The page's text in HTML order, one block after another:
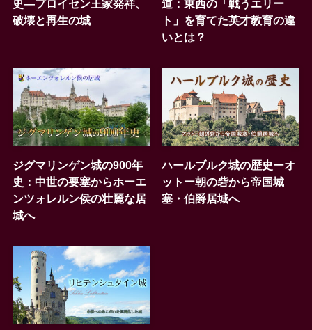
史―プロイセン王家発祥、
破壊と再生の城
道：東西の「戦うエリー
ト」を育てた英才教育の違
いとは？
ジグマリンゲン城の900年
史：中世の要塞からホーエ
ンツォレルン侯の壮麗な居
城へ
ハールブルク城の歴史ーオ
ットー朝の砦から帝国城
塞・伯爵居城へ